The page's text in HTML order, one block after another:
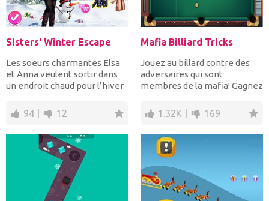
Sisters' Winter Escape
Les soeurs charmantes Elsa
et Anna veulent sortir dans
un endroit chaud pour l’hiver.
94 12
Mafia Billiard Tricks
Jouez au billard contre des
adversaires qui sont
membres de la mafia! Gagnez
1.32K 169